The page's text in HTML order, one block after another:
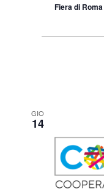
Fiera di Roma
GIO
14